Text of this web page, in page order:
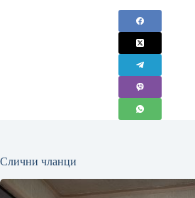
Слични чланци